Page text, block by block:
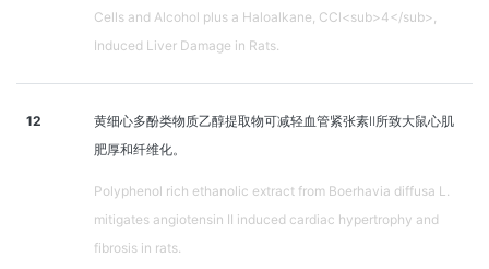
Cells and Alcohol plus a Haloalkane, CCl<sub>4</sub>,
Induced Liver Damage in Rats.
12
黄细心多酚类物质乙醇提取物可减轻血管紧张素Ⅱ所致大鼠心肌
肥厚和纤维化。
Polyphenol rich ethanolic extract from Boerhavia diffusa L.
mitigates angiotensin II induced cardiac hypertrophy and
fibrosis in rats.